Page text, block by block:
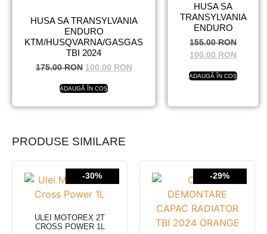
HUSA SA TRANSYLVANIA
ENDURO
KTM/HUSQVARNA/GASGAS
TBI 2024
175.00RON 100.00 RON
ADAUGĂ ÎN COȘ
HUSA SA
TRANSYLVANIA
ENDURO
155.00RON
100.00 RON
ADAUGĂ ÎN COȘ
PRODUSE SIMILARE
-30%
ULEI MOTOREX 2T
CROSS POWER 1L
-29%